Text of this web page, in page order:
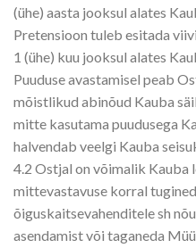
(ühe) aasta jooksul alates
Pretensioon tuleb esitada
1 (ühe) kuu jooksul alates
Puuduse avastamisel peab
mõistlikud abinõud Kauba
mitte kasutama puudusega
halvendab veelgi Kauba
4.2 Ostjal on võimalik Kauba
mittevastavuse korral
õiguskaitsevahenditele sh
asendamist või taganeda